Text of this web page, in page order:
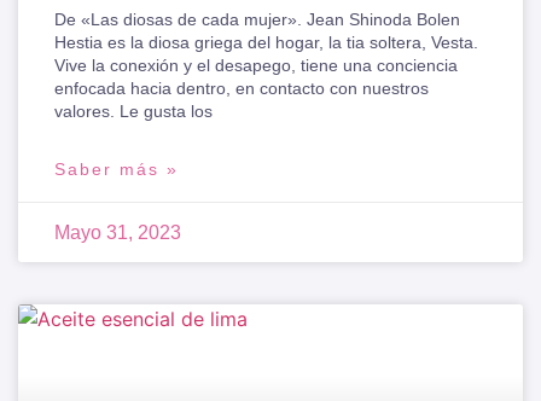
De «Las diosas de cada mujer». Jean Shinoda Bolen
Hestia es la diosa griega del hogar, la tia soltera, Vesta.
Vive la conexión y el desapego, tiene una conciencia
enfocada hacia dentro, en contacto con nuestros
valores. Le gusta los
Saber más »
Mayo 31, 2023